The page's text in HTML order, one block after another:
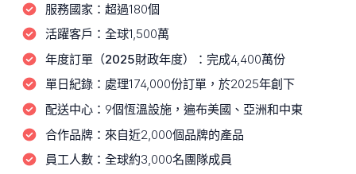
服務國家： 超過180個
活躍客戶： 全球1,500萬
年度訂單（2025財政年度）： 完成4,400萬份
單日紀錄： 處理174,000份訂單，於2025年創下
配送中心： 9個恆溫設施，遍布美國、亞洲和中東
合作品牌： 來自近2,000個品牌的產品
員工人數： 全球約3,000名團隊成員